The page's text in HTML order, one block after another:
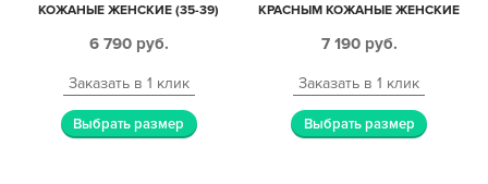
КОЖАНЫЕ ЖЕНСКИЕ (35-39)
6 790 руб.
Заказать в 1 клик
Выбрать размер
КРАСНЫМ КОЖАНЫЕ ЖЕНСКИЕ
7 190 руб.
Заказать в 1 клик
Выбрать размер